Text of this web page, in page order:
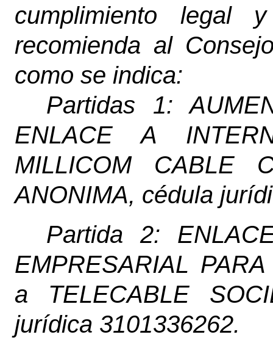
cumplimiento legal
recomienda al
como se indica:
Partidas 1:
ENLACE A
MILLICOM CABLE
ANONIMA, cédula
Partida 2:
EMPRESARIAL
a TELECABLE
jurídica 3101336262.